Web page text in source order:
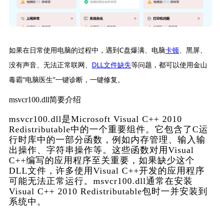
如果在日常使用电脑的过程中，遇到C盘爆满、电脑卡顿、黑屏、
没有声音、无法正常联网、 DLL文件缺失等问题，都可以使用金山
毒霸“电脑医生”一键诊断，一键修复。
msvcr100.dll简要介绍
msvcr100.dll是Microsoft Visual C++ 2010
Redistributable中的一个重要组件。它包含了C运
行时库中的一部分函数，例如内存管理、输入输
出操作、字符串操作等。这些函数对用Visual
C++编写的应用程序至关重要，如果缺少这个
DLL文件，许多使用Visual C++开发的应用程序
可能无法正常运行。msvcr100.dll通常在安装
Visual C++ 2010 Redistributable包时一并安装到
系统中。